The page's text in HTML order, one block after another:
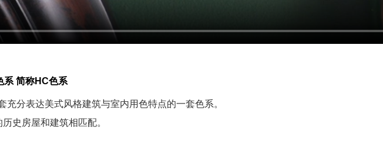
简称HC色系
充分表达美式风格建筑与室内用色特点的一套色系。
史房屋和建筑相匹配。